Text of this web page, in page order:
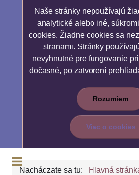
Naše stránky nepoužívajú
analytické alebo iné,
cookies. Žiadne cookies sa
stranami. Stránky
nevyhnutné pre fungovanie
dočasné, po zatvorení
Rozumiem
Viac o cookies
Nachádzate sa tu:
Hlavná